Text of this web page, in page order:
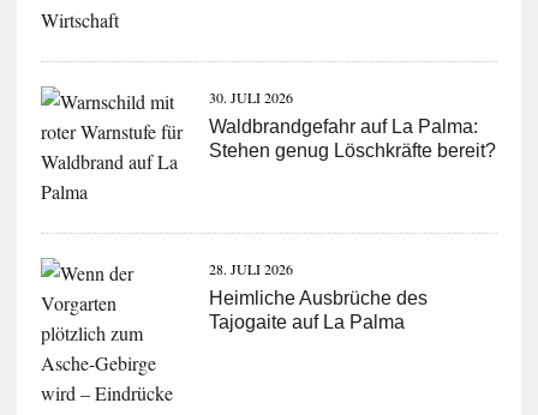
30. JULI 2026
Waldbrandgefahr auf La Palma:
Stehen genug Löschkräfte bereit?
28. JULI 2026
Heimliche Ausbrüche des
Tajogaite auf La Palma